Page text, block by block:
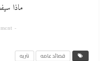
ماذا
-
قصائد عامه نثريه